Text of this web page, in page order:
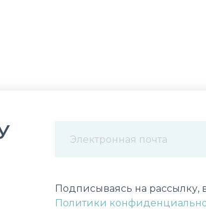
Подписываясь на рассылку,
Политики